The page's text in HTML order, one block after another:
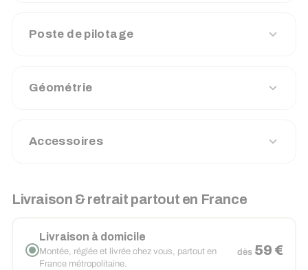
Poste de pilotage
Géométrie
Accessoires
Livraison & retrait partout en France
Livraison à domicile
Montée, réglée et livrée chez vous, partout en
France métropolitaine.
dès 59 €